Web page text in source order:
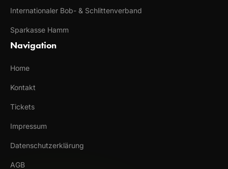
Internationaler Bob- & Schlittenverband
Sparkasse Hamm
Navigation
Home
Kontakt
Tickets
Impressum
Datenschutzerklärung
AGB